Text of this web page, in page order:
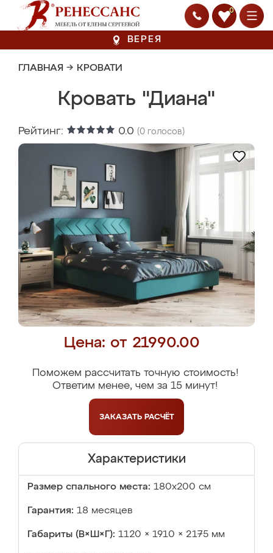
0
ВЕРЕЯ
ГЛАВНАЯ → КРОВАТИ
Кровать "Диана"
Рейтинг: 0.0 (0 голосов)
Цена: от 21990.00
Поможем рассчитать точную стоимость!
Ответим менее, чем за 15 минут!
ЗАКАЗАТЬ РАСЧЁТ
Характеристики
Размер спального места: 180х200 см
Гарантия: 18 месяцев
Габариты (В×Ш×Г): 1120 × 1910 × 2175 мм